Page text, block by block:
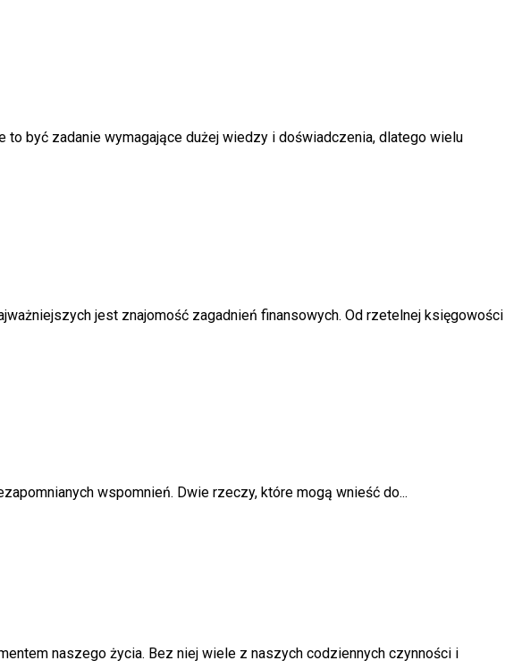
być zadanie wymagające dużej wiedzy i doświadczenia, dlatego wielu
jest znajomość zagadnień finansowych. Od rzetelnej księgowości
wspomnień. Dwie rzeczy, które mogą wnieść do...
naszego życia. Bez niej wiele z naszych codziennych czynności i